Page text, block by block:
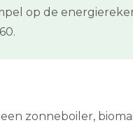
op de
zonneboiler,